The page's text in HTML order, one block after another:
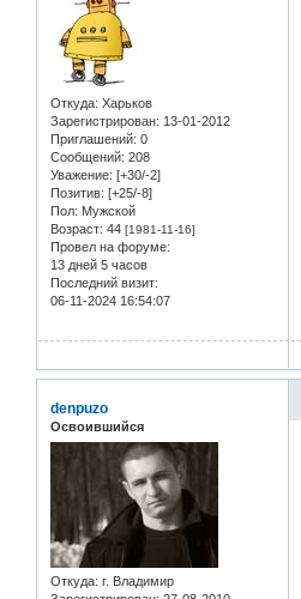
Откуда: Харьков
Зарегистрирован: 13-01-2012
Приглашений: 0
Сообщений: 208
Уважение: [+30/-2]
Позитив: [+25/-8]
Пол: Мужской
Возраст: 44 [1981-11-16]
Провел на форуме:
13 дней 5 часов
Последний визит:
06-11-2024 16:54:07
denpuzo
Освоившийся
Откуда: г. Владимир